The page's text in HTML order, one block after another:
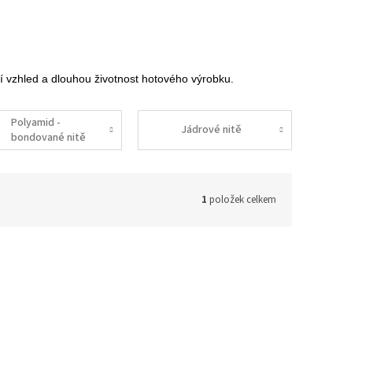
a dlouhou životnost hotového výrobku.
Polyamid -
bondované nitě
Jádrové nitě
1 položek celkem